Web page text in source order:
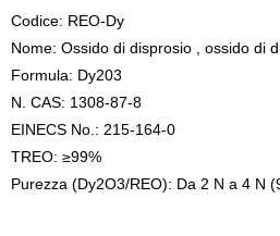
Codice: REO-Dy
Nome: Ossido di disprosio , ossido di
Formula: Dy203
N. CAS: 1308-87-8
EINECS No.: 215-164-0
TREO: ≥99%
Purezza (Dy2O3/REO): Da 2 N a 4 N